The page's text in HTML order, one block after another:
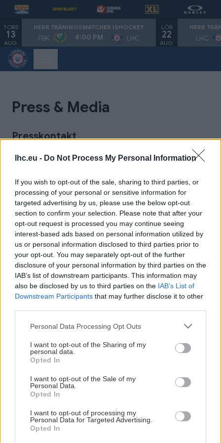
lhc.eu - Do Not Process My Personal Information
If you wish to opt-out of the sale, sharing to third parties, or
processing of your personal or sensitive information for
targeted advertising by us, please use the below opt-out
section to confirm your selection. Please note that after your
opt-out request is processed you may continue seeing
interest-based ads based on personal information utilized by
us or personal information disclosed to third parties prior to
your opt-out. You may separately opt-out of the further
disclosure of your personal information by third parties on the
IAB’s list of downstream participants. This information may
also be disclosed by us to third parties on the IAB’s List of
Downstream Participants that may further disclose it to other
Please note that this website/app uses one or more Google
not limited to your visit or usage behaviour. You may click to
grant or deny consent to Google and its third-party tags to
use your data for below specified purposes in below Google
consent section.
Personal Data Processing Opt Outs
I want to opt-out of the Sharing of my
personal data.
Opted In
I want to opt-out of the Sale of my
Personal Data.
Opted In
I want to opt-out of processing my
Personal Data for Targeted Advertising.
Opted In
TORS
13
AUG.
HERR TRÄNINGSMATCHER ISHOCKEY
FBK 4:00 PM LHC
LÖR
22
AUG.
HERR
LHC
Press & Media
Presskontakt
edin.omanovic@lhc.eu
Ackrediteringsansökan
Ackrediteringsansökningarna ska vara Linköping
Hockey Club tillhanda senast två vardagar före aktuell
match för att kunna handläggas och besvaras. Svar
skickas senast 24 timmar före nedsläpp. Önskemål om
ackreditering vid Linköping Hockey Clubs
hemmamatcher skickas till
kommunikationsansvarige
edin.omanovic@lhc.eu.
I din ansökan ber vi dig uppge arbetsgivare, namn,
mobilnummer, om det önskas plats på pressläktare
eller fotoplats samt övriga önskemål. Som scout
meddelar du vänligen om du har ett NHL-scoutkort
eller förbundsackreditering. Som fotograf skall du
ange önskemål om placering: rinkside eller publikgång.
Visa mer
OFFICIELLA LEVERANTÖRER
HUVUDPARTNERS